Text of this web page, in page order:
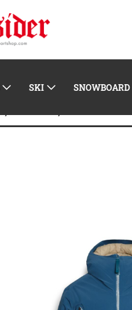
SKI SNOWBOARD